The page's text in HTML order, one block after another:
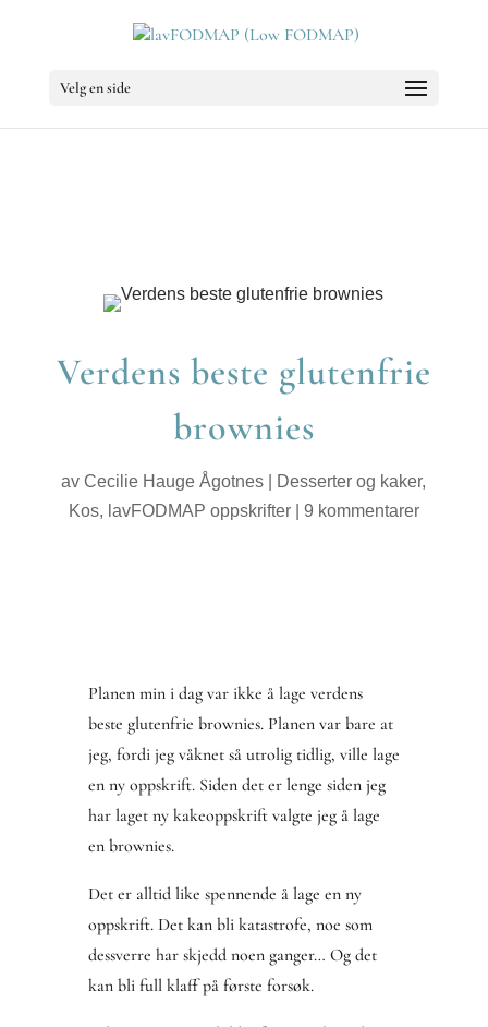
Velg en side
Verdens beste glutenfrie
brownies
avCecilie Hauge Ågotnes Desserter og kaker,
Kos, lavFODMAP oppskrifter| 9 kommentarer
Planen min i dag var ikke å lage verdens
beste glutenfrie brownies. Planen var bare at
jeg, fordi jeg våknet så utrolig tidlig, ville lage
en ny oppskrift. Siden det er lenge siden jeg
har laget ny kakeoppskrift valgte jeg å lage
en brownies.
Det er alltid like spennende å lage en ny
oppskrift. Det kan bli katastrofe, noe som
dessverre har skjedd noen ganger… Og det
kan bli full klaff på første forsøk.